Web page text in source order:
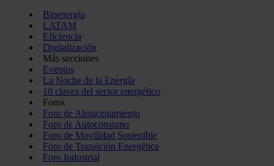
Bioenergía
LATAM
Eficiencia
Digitalización
Más secciones
Eventos
La Noche de la Energía
10 claves del sector energético
Foros
Foro de Almacenamiento
Foro de Autoconsumo
Foro de Movilidad Sostenible
Foro de Transición Energética
Foro Industrial